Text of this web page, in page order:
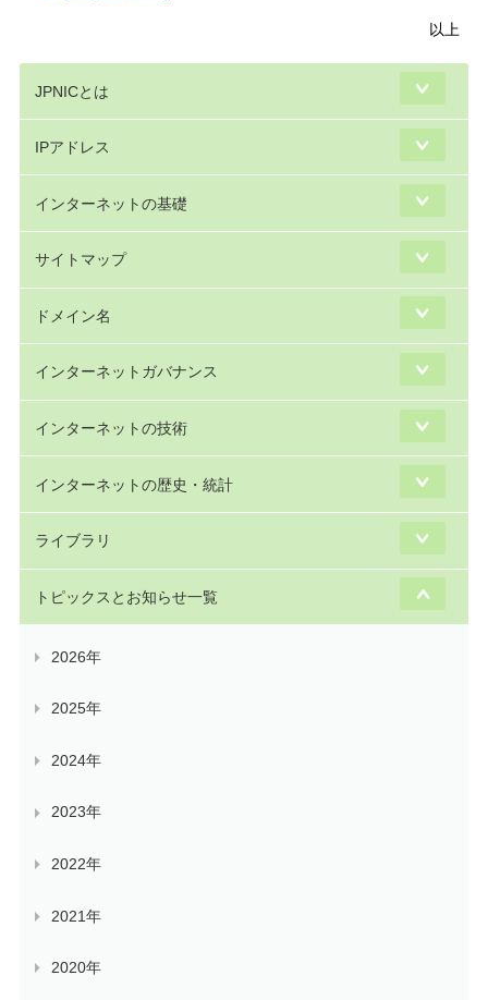
以上
JPNICとは
IPアドレス
インターネットの基礎
サイトマップ
ドメイン名
インターネットガバナンス
インターネットの技術
インターネットの歴史・統計
ライブラリ
トピックスとお知らせ一覧
2026年
2025年
2024年
2023年
2022年
2021年
2020年